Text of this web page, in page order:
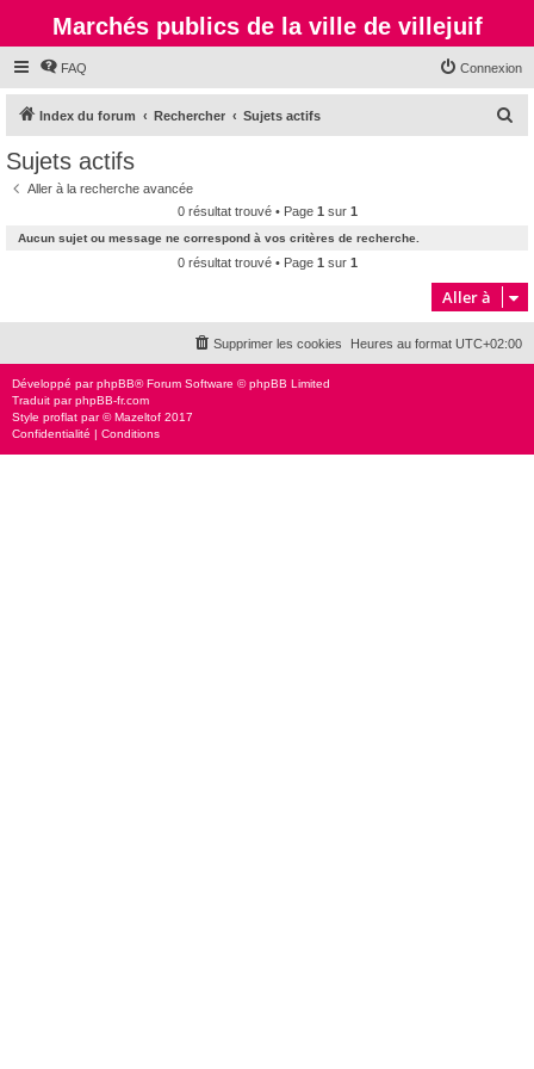
Marchés publics de la ville de villejuif
FAQ Connexion
Index du forum Rechercher Sujets actifs
c
h
e
Sujets actifs
Aller à la recherche avancée
0 résultat trouvé • Page 1 sur 1
Aucun sujet ou message ne correspond à vos critères de recherche.
0 résultat trouvé • Page 1 sur 1
Aller à
Heures au format UTC+02:00
Supprimer les cookies
Développé parphpBB® Forum Software © phpBB Limited
Traduit parphpBB-fr.com
Style proflat par ©Mazeltof 2017
Confidentialité | Conditions